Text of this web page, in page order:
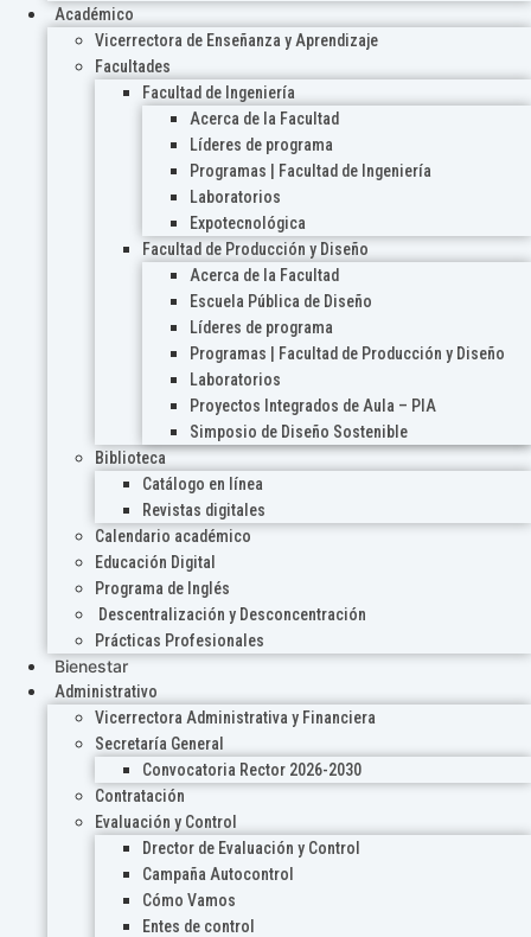
Académico
Vicerrectora de Enseñanza y Aprendizaje
Facultades
Facultad de Ingeniería
Acerca de la Facultad
Líderes de programa
Programas | Facultad de Ingeniería
Laboratorios
Expotecnológica
Facultad de Producción y Diseño
Acerca de la Facultad
Escuela Pública de Diseño
Líderes de programa
Programas | Facultad de Producción y Diseño
Laboratorios
Proyectos Integrados de Aula – PIA
Simposio de Diseño Sostenible
Biblioteca
Catálogo en línea
Revistas digitales
Calendario académico
Educación Digital
Programa de Inglés
Descentralización y Desconcentración
Prácticas Profesionales
Bienestar
Administrativo
Vicerrectora Administrativa y Financiera
Secretaría General
Convocatoria Rector 2026-2030
Contratación
Evaluación y Control
Drector de Evaluación y Control
Campaña Autocontrol
Cómo Vamos
Entes de control